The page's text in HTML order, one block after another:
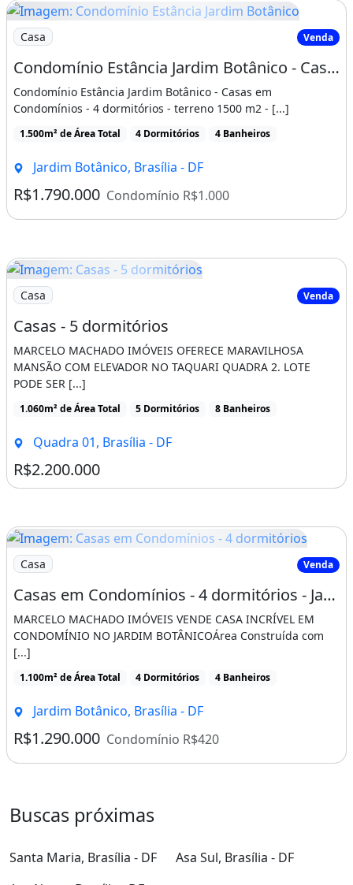
Imagem: Condomínio Estância Jardim Botânico
Casa Venda
Condomínio Estância Jardim Botânico - Casas em Condomínios - 4 dormitórios - Jardim
Condomínio Estância Jardim Botânico - Casas em
Condomínios - 4 dormitórios - terreno 1500 m2 - [...]
1.500m² de Área Total 4 Dormitórios 4 Banheiros
Jardim Botânico, Brasília - DF
R$1.790.000 Condomínio R$1.000
Imagem: Casas - 5 dormitórios
Casa Venda
Casas - 5 dormitórios
MARCELO MACHADO IMÓVEIS OFERECE MARAVILHOSA
MANSÃO COM ELEVADOR NO TAQUARI QUADRA 2. LOTE
PODE SER [...]
1.060m² de Área Total 5 Dormitórios 8 Banheiros
Quadra 01, Brasília - DF
R$2.200.000
Imagem: Casas em Condomínios - 4 dormitórios
Casa Venda
Casas em Condomínios - 4 dormitórios - Jardim Botânico
MARCELO MACHADO IMÓVEIS VENDE CASA INCRÍVEL EM
CONDOMÍNIO NO JARDIM BOTÂNICOÁrea Construída com
[...]
1.100m² de Área Total 4 Dormitórios 4 Banheiros
Jardim Botânico, Brasília - DF
R$1.290.000 Condomínio R$420
Buscas próximas
Santa Maria, Brasília - DF
Asa Sul, Brasília - DF